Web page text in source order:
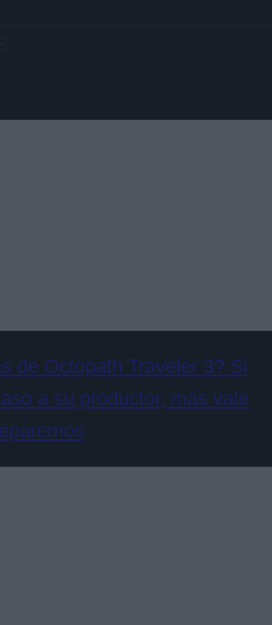
de Octopath Traveler 3? Si
a su productor, más vale